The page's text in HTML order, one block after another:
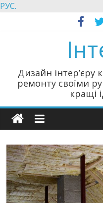
РУС.
Дизайн інтер’єру
ремонту своїми
кращі